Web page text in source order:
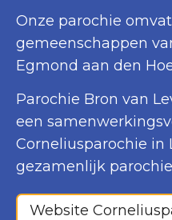
Onze parochie
gemeenschappen
Egmond aan den
Parochie Bron van
een
Corneliusparochie in
gezamenlijk
Website